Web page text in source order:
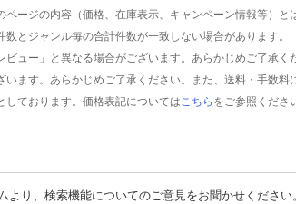
ージの内容（価格、在庫表示、キャンペーン情報等）と
とジャンル毎の合計件数が一致しない場合があります。
ュー」と異なる場合がございます。あらかじめご了承く
ます。あらかじめご了承ください。また、送料・手数料
ております。価格表記については こちら をご参照くださ
り、検索機能についてのご意見をお聞かせください